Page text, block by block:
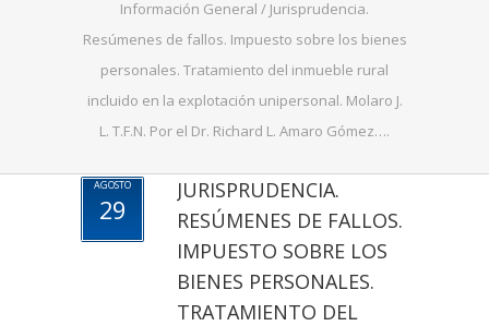
Información General / Jurisprudencia.
Resúmenes de fallos. Impuesto sobre los bienes
personales. Tratamiento del inmueble rural
incluido en la explotación unipersonal. Molaro J.
L. T.F.N. Por el Dr. Richard L. Amaro Gómez….
AGOSTO
29
JURISPRUDENCIA.
RESÚMENES DE FALLOS.
IMPUESTO SOBRE LOS
BIENES PERSONALES.
TRATAMIENTO DEL